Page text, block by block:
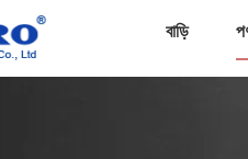
বাড়ি